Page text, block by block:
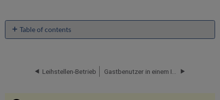
Table of contents
Verwalten
Leihstellen-Betrieb